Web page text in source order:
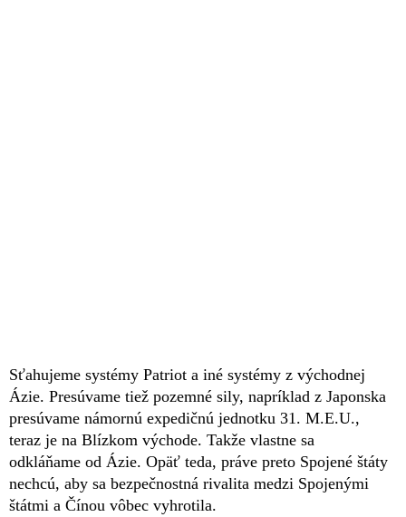
Sťahujeme systémy Patriot a iné systémy z východnej
Ázie. Presúvame tiež pozemné sily, napríklad z Japonska
presúvame námornú expedičnú jednotku 31. M.E.U.,
teraz je na Blízkom východe. Takže vlastne sa
odkláňame od Ázie. Opäť teda, práve preto Spojené štáty
nechcú, aby sa bezpečnostná rivalita medzi Spojenými
štátmi a Čínou vôbec vyhrotila.